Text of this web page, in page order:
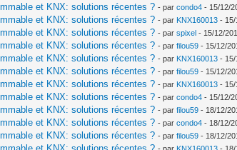
et KNX: solutions récentes ? - parcondo4 - 15/12/
et KNX: solutions récentes ? - par KNX160013 - 15/
et KNX: solutions récentes ? - parspixel - 15/12/
et KNX: solutions récentes ? - parfilou59 - 15/12/
et KNX: solutions récentes ? - par KNX160013 - 15/
et KNX: solutions récentes ? - parfilou59 - 15/12/
et KNX: solutions récentes ? - par KNX160013 - 15/
et KNX: solutions récentes ? - parcondo4 - 15/12/
et KNX: solutions récentes ? - parfilou59 - 18/12/
et KNX: solutions récentes ? - parcondo4 - 18/12/
et KNX: solutions récentes ? - parfilou59 - 18/12/